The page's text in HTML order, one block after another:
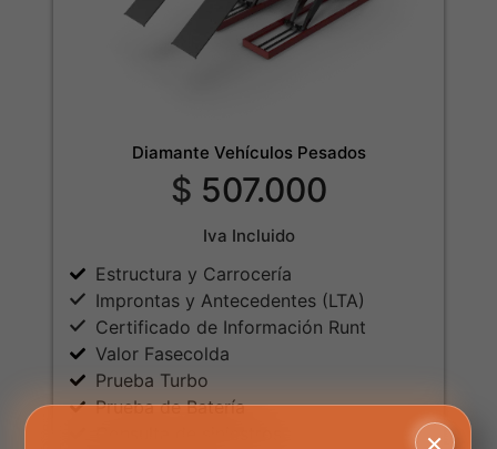
Diamante Vehículos Pesados
$ 507.000
Iva Incluido
Estructura y Carrocería
Improntas y Antecedentes (LTA)
Certificado de Información Runt
Valor Fasecolda
Prueba Turbo
Prueba de Batería
×